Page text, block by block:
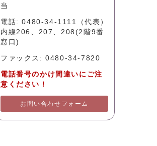
当
電話: 0480-34-1111（代表）
内線206、207、208(2階9番
窓口)
ファックス: 0480-34-7820
電話番号のかけ間違いにご注
意ください！
お問い合わせフォーム